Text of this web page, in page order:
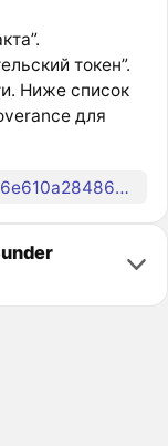
токен”.
Ниже список
для
0xbdbf245c690d54b67c6e610a28486a2c6de08be6